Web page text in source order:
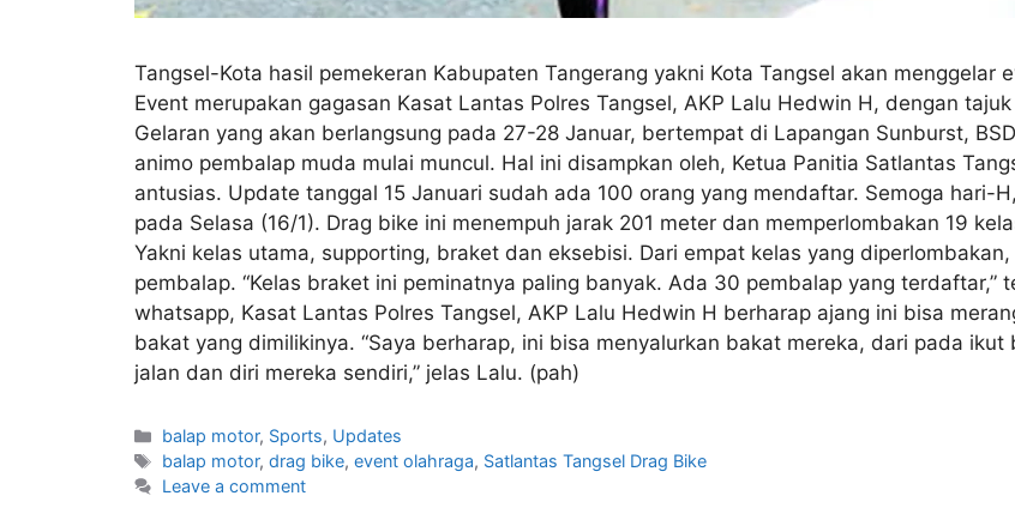
Tangsel-Kota hasil pemekeran Kabupaten Tangerang yakni Kota Tangsel akan menggelar
Event merupakan gagasan Kasat Lantas Polres Tangsel, AKP Lalu Hedwin H, dengan
Gelaran yang akan berlangsung pada 27-28 Januar, bertempat di Lapangan Sunburst,
animo pembalap muda mulai muncul. Hal ini disampkan oleh, Ketua Panitia Satlantas
antusias. Update tanggal 15 Januari sudah ada 100 orang yang mendaftar. Semoga hari-
pada Selasa (16/1). Drag bike ini menempuh jarak 201 meter dan memperlombakan 19
Yakni kelas utama, supporting, braket dan eksebisi. Dari empat kelas yang
pembalap. “Kelas braket ini peminatnya paling banyak. Ada 30 pembalap yang terdaftar,”
whatsapp, Kasat Lantas Polres Tangsel, AKP Lalu Hedwin H berharap ajang ini bisa
bakat yang dimilikinya. “Saya berharap, ini bisa menyalurkan bakat mereka, dari pada
jalan dan diri mereka sendiri,” jelas Lalu. (pah)
balap motor, Sports, Updates
balap motor,drag bike,event olahraga, Satlantas Tangsel Drag Bike
Leave a comment